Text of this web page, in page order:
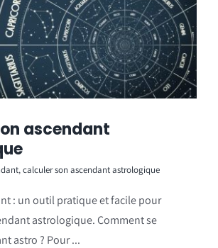
ascendant
,calculer son ascendant astrologique
: un outil pratique et facile pour
astrologique. Comment se
astro ? Pour ...